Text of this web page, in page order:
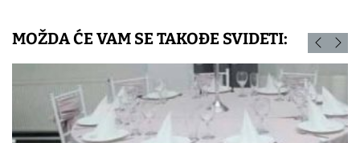
MOŽDA ĆE VAM SE TAKOĐE SVIDETI: